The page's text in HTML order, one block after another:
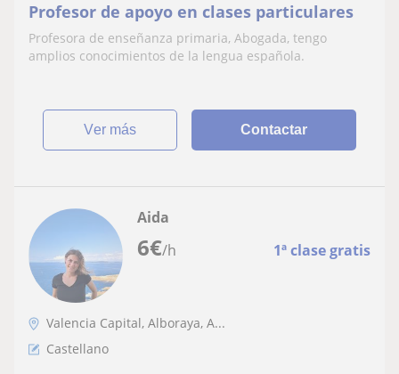
Profesor de apoyo en clases particulares
Profesora de enseñanza primaria, Abogada, tengo
amplios conocimientos de la lengua española.
ver más Contactar
6€/h 1ª clase gratis
Aida
Valencia Capital, Alboraya, A...
Castellano